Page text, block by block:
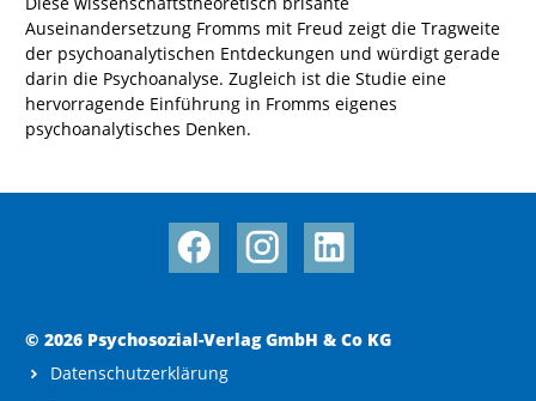
Auseinandersetzung Fromms mit Freud zeigt die Tragweite
der psychoanalytischen Entdeckungen und würdigt gerade
darin die Psychoanalyse. Zugleich ist die Studie eine
hervorragende Einführung in Fromms eigenes
psychoanalytisches Denken.
© 2026 Psychosozial-Verlag GmbH & Co KG
Datenschutzerklärung